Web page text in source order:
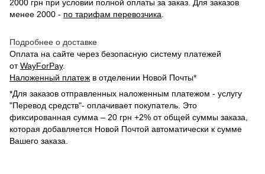
2000 грн при условии полной оплаты за заказ. Для заказов
менее 2000 - по тарифам перевозчика
Подробнее о доставке
Оплата на сайте через безопасную систему платежей
отWayForPay.
Наложенный платеж в отделении Новой Почты*
*Для заказов отправленных наложенным платежом - услугу
"Перевод средств"- оплачивает покупатель. Это
фиксированная сумма – 20 грн +2% от общей суммы заказа,
которая добавляется Новой Почтой автоматически к сумме
Вашего заказа.